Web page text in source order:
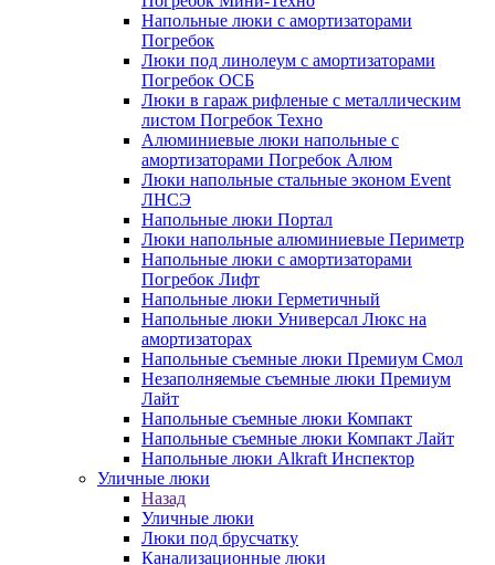
Напольные люки с амортизаторами
Погребок
Люки под линолеум с амортизаторами
Погребок ОСБ
Люки в гараж рифленые с металлическим
листом Погребок Техно
Алюминиевые люки напольные с
амортизаторами Погребок Алюм
Люки напольные стальные эконом Event
ЛНСЭ
Напольные люки Портал
Люки напольные алюминиевые Периметр
Напольные люки с амортизаторами
Погребок Лифт
Напольные люки Герметичный
Напольные люки Универсал Люкс на
амортизаторах
Напольные съемные люки Премиум Смол
Незаполняемые съемные люки Премиум
Лайт
Напольные съемные люки Компакт
Напольные съемные люки Компакт Лайт
Напольные люки Alkraft Инспектор
Уличные люки
Назад
Уличные люки
Люки под брусчатку
Канализационные люки